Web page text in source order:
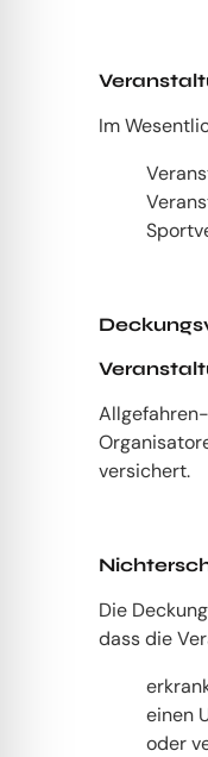
Im
versichert.
Die
dass die
einen
oder